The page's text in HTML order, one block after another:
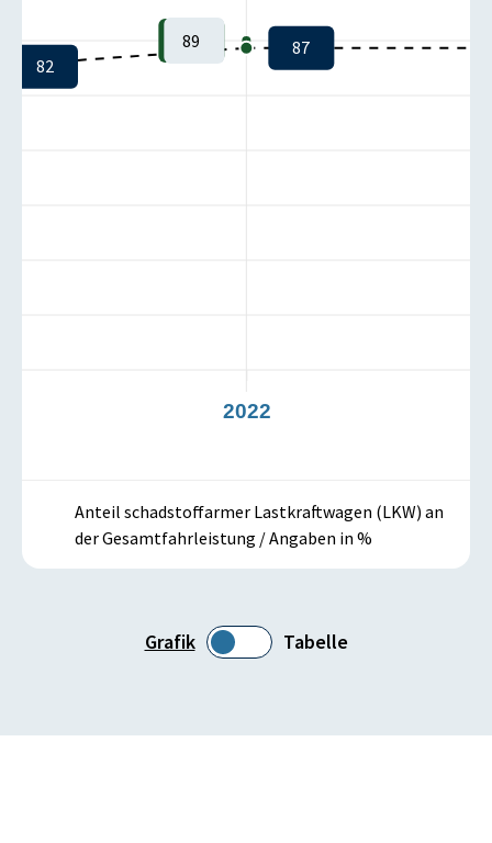
Grafik Tabelle
2022
82
89 87
Anteil schadstoffarmer Lastkraftwagen (LKW) an
der Gesamtfahrleistung / Angaben in %